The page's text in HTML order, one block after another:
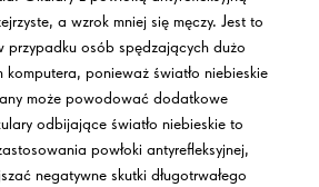
a wzrok mniej się męczy. Jest to
przypadku osób spędzających dużo
komputera, ponieważ światło niebieskie
może powodować dodatkowe
odbijające światło niebieskie to
powłoki antyrefleksyjnej,
negatywne skutki długotrwałego